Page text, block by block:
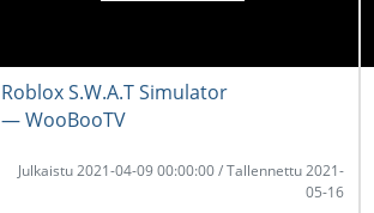
Roblox S.W.A.T Simulator
― WooBooTV
Julkaistu 2021-04-09 00:00:00 / Tallennettu 2021-
05-16